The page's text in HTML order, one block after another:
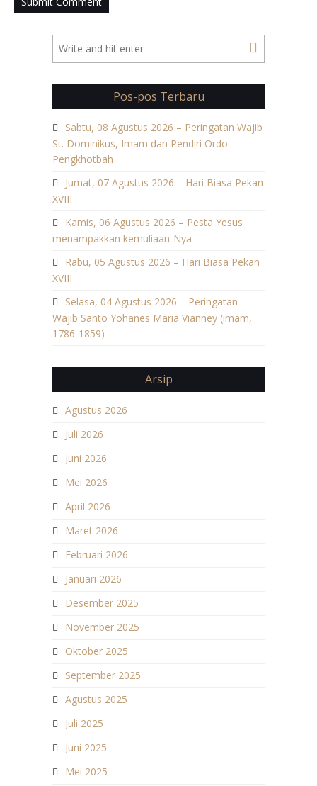
Pos-pos Terbaru
Sabtu, 08 Agustus 2026 – Peringatan Wajib
St. Dominikus, Imam dan Pendiri Ordo
Pengkhotbah
Jumat, 07 Agustus 2026 – Hari Biasa Pekan
XVIII
Kamis, 06 Agustus 2026 – Pesta Yesus
menampakkan kemuliaan-Nya
Rabu, 05 Agustus 2026 – Hari Biasa Pekan
XVIII
Selasa, 04 Agustus 2026 – Peringatan
Wajib Santo Yohanes Maria Vianney (imam,
1786-1859)
Arsip
Agustus 2026
Juli 2026
Juni 2026
Mei 2026
April 2026
Maret 2026
Februari 2026
Januari 2026
Desember 2025
November 2025
Oktober 2025
September 2025
Agustus 2025
Juli 2025
Juni 2025
Mei 2025